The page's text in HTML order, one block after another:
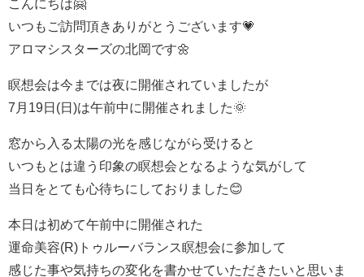
こんにちは🤗
いつもご訪問頂きありがとうございます💗
アロマシスターズの北岡です🌼
瞑想会は今までは夜に開催されていましたが
7月19日(日)は午前中に開催されました🌞
窓から入る太陽の光を感じながら受けると
いつもとは違う印象の瞑想会となるような気がして
当日をとても心待ちにしておりました😊
本日は初めて午前中に開催された
運命美容(R)トゥルーバランス瞑想会に参加して
感じた事や気持ちの変化を書かせていただきたいと思いま